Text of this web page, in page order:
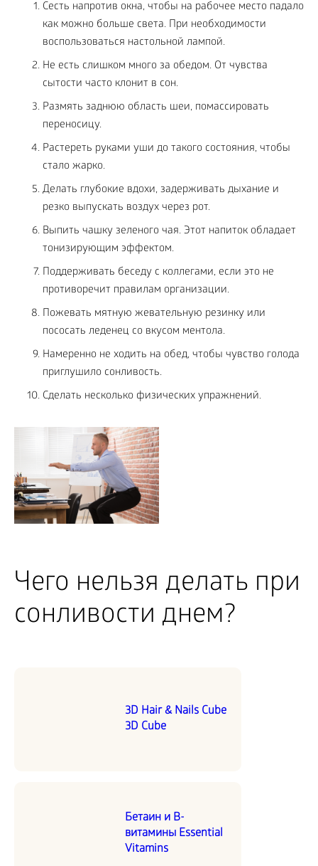
Сесть напротив окна, чтобы на рабочее место падало
как можно больше света. При необходимости
воспользоваться настольной лампой.
Не есть слишком много за обедом. От чувства
сытости часто клонит в сон.
Размять заднюю область шеи, помассировать
переносицу.
Растереть руками уши до такого состояния, чтобы
стало жарко.
Делать глубокие вдохи, задерживать дыхание и
резко выпускать воздух через рот.
Выпить чашку зеленого чая. Этот напиток обладает
тонизирующим эффектом.
Поддерживать беседу с коллегами, если это не
противоречит правилам организации.
Пожевать мятную жевательную резинку или
пососать леденец со вкусом ментола.
Намеренно не ходить на обед, чтобы чувство голода
приглушило сонливость.
Сделать несколько физических упражнений.
Чего нельзя делать при
сонливости днем?
3D Hair & Nails Cube
3D Cube
Бетаин и В-
витамины Essential
Vitamins